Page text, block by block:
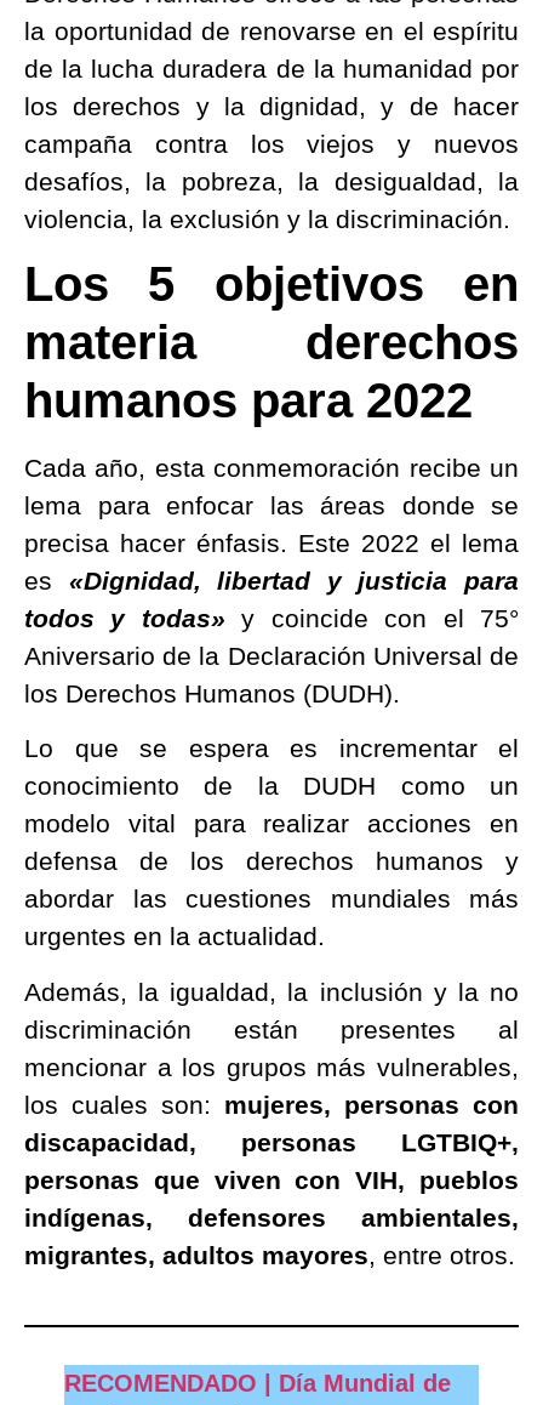
la oportunidad de renovarse en el espíritu
de la lucha duradera de la humanidad por
los derechos y la dignidad, y de hacer
campaña contra los viejos y nuevos
desafíos, la pobreza, la desigualdad, la
violencia, la exclusión y la discriminación.
Los 5 objetivos en
materia derechos
humanos para 2022
Cada año, esta conmemoración recibe un
lema para enfocar las áreas donde se
precisa hacer énfasis. Este 2022 el lema
es «Dignidad, libertad y justicia para
todos y todas» y coincide con el 75°
Aniversario de la Declaración Universal de
los Derechos Humanos (DUDH).
Lo que se espera es incrementar el
conocimiento de la DUDH como un
modelo vital para realizar acciones en
defensa de los derechos humanos y
abordar las cuestiones mundiales más
urgentes en la actualidad.
Además, la igualdad, la inclusión y la no
discriminación están presentes al
mencionar a los grupos más vulnerables,
los cuales son: mujeres, personas con
discapacidad, personas LGTBIQ+,
personas que viven con VIH, pueblos
indígenas, defensores ambientales,
migrantes, adultos mayores, entre otros.
RECOMENDADO | Día Mundial de